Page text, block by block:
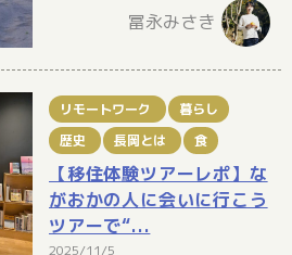
冨永みさき
リモートワーク
暮らし
歴史
長岡とは 食
【移住体験ツアーレポ】な
がおかの人に会いに行こう
ツアーで“...
2025/11/5